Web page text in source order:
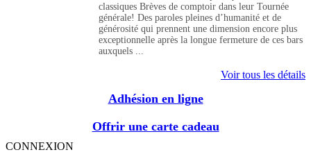
classiques Brèves de comptoir dans leur Tournée
générale! Des paroles pleines d’humanité et de
générosité qui prennent une dimension encore plus
exceptionnelle après la longue fermeture de ces bars
auxquels ...
Voir tous les détails
Adhésion en ligne
Offrir une carte cadeau
CONNEXION